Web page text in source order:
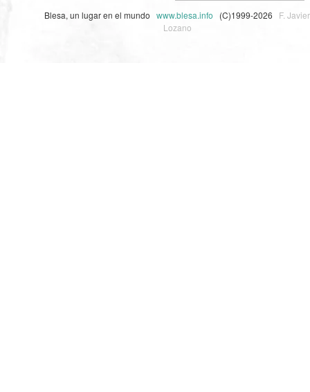
Blesa, un lugar en el mundo www.blesa.info (C)1999-2026 F. Javier
Lozano